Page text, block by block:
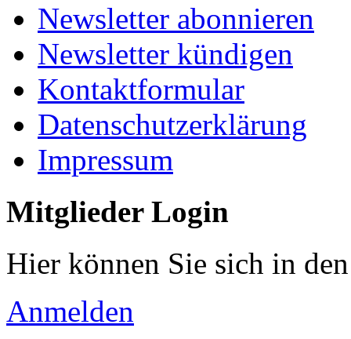
Newsletter abonnieren
Newsletter kündigen
Kontaktformular
Datenschutzerklärung
Impressum
Mitglieder Login
Hier können Sie sich in
Anmelden